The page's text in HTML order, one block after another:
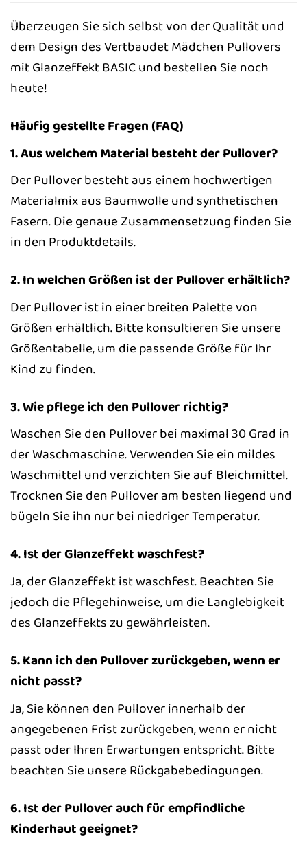
Überzeugen Sie sich selbst von der Qualität und
dem Design des Vertbaudet Mädchen Pullovers
mit Glanzeffekt BASIC und bestellen Sie noch
heute!
Häufig gestellte Fragen (FAQ)
1. Aus welchem Material besteht der Pullover?
Der Pullover besteht aus einem hochwertigen
Materialmix aus Baumwolle und synthetischen
Fasern. Die genaue Zusammensetzung finden Sie
in den Produktdetails.
2. In welchen Größen ist der Pullover erhältlich?
Der Pullover ist in einer breiten Palette von
Größen erhältlich. Bitte konsultieren Sie unsere
Größentabelle, um die passende Größe für Ihr
Kind zu finden.
3. Wie pflege ich den Pullover richtig?
Waschen Sie den Pullover bei maximal 30 Grad in
der Waschmaschine. Verwenden Sie ein mildes
Waschmittel und verzichten Sie auf Bleichmittel.
Trocknen Sie den Pullover am besten liegend und
bügeln Sie ihn nur bei niedriger Temperatur.
4. Ist der Glanzeffekt waschfest?
Ja, der Glanzeffekt ist waschfest. Beachten Sie
jedoch die Pflegehinweise, um die Langlebigkeit
des Glanzeffekts zu gewährleisten.
5. Kann ich den Pullover zurückgeben, wenn er
nicht passt?
Ja, Sie können den Pullover innerhalb der
angegebenen Frist zurückgeben, wenn er nicht
passt oder Ihren Erwartungen entspricht. Bitte
beachten Sie unsere Rückgabebedingungen.
6. Ist der Pullover auch für empfindliche
Kinderhaut geeignet?